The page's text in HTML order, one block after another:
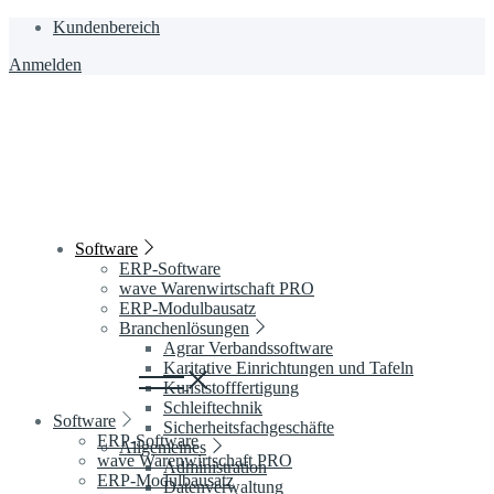
Zum
wechseln
Kundenbereich
Anmelden
Software
ERP-Software
wave Warenwirtschaft PRO
ERP-Modulbausatz
Branchenlösungen
Agrar Verbandssoftware
Karitative Einrichtungen und Tafeln
Kunststofffertigung
Schleiftechnik
Sicherheitsfachgeschäfte
Allgemeines
Administration
Datenverwaltung
Software
ERP-Software
wave Warenwirtschaft PRO
ERP-Modulbausatz